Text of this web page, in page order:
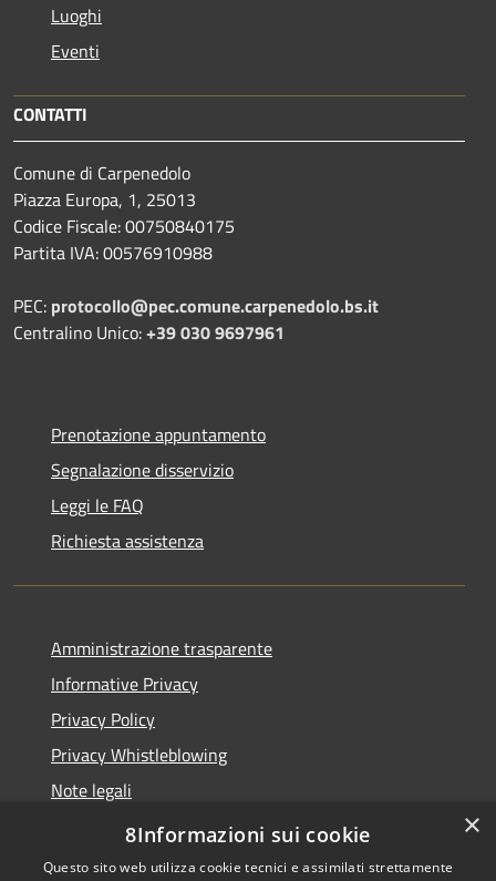
Luoghi
Eventi
CONTATTI
Comune di Carpenedolo
Piazza Europa, 1, 25013
Codice Fiscale: 00750840175
Partita IVA: 00576910988
PEC: protocollo@pec.comune.carpenedolo.bs.it
Centralino Unico:+39 030 9697961
Prenotazione appuntamento
Segnalazione disservizio
Leggi le FAQ
Richiesta assistenza
Amministrazione trasparente
Informative Privacy
Privacy Policy
Privacy Whistleblowing
Note legali
Dichiarazione di accessibilità
×
8Informazioni sui cookie
Questo sito web utilizza cookie tecnici e assimilati strettamente